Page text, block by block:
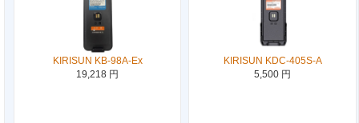
KIRISUN KB-98A-Ex
19,218 円
KIRISUN KDC-405S-A
5,500 円